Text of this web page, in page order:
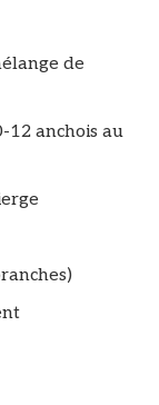
de
12 anchois au